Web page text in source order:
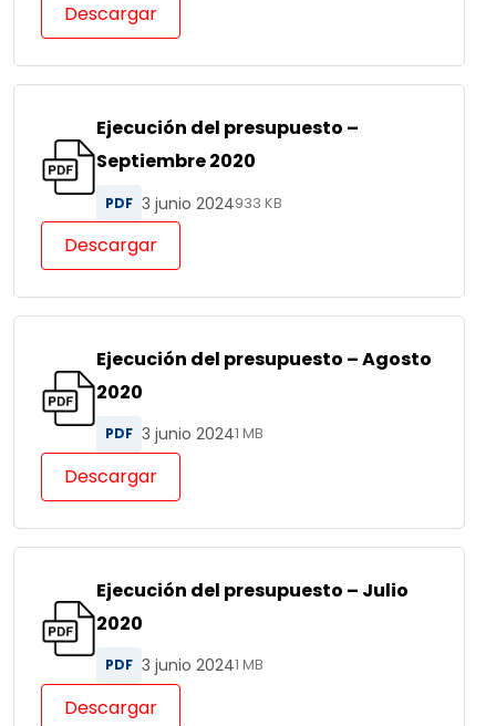
Descargar
Ejecución del presupuesto –
Septiembre 2020
PDF 3 junio 2024933 KB
Descargar
Ejecución del presupuesto – Agosto
2020
PDF 3 junio 20241 MB
Descargar
Ejecución del presupuesto – Julio
2020
PDF 3 junio 20241 MB
Descargar